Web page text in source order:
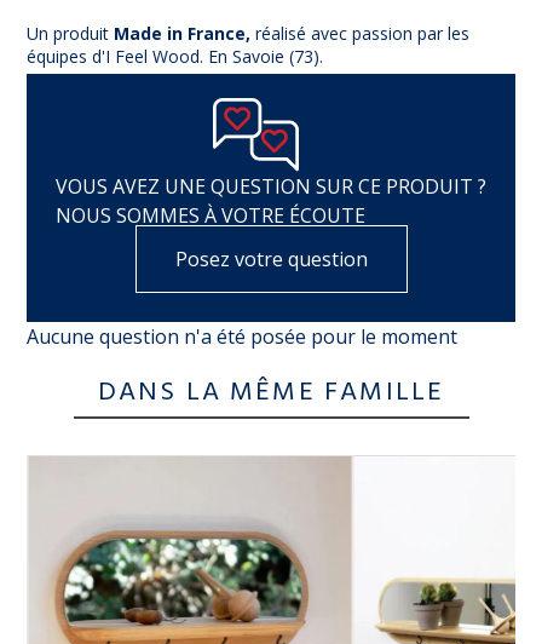
Un produit Made in France, réalisé avec passion par les
équipes d'I Feel Wood. En Savoie (73).
VOUS AVEZ UNE QUESTION SUR CE PRODUIT ?
NOUS SOMMES À VOTRE ÉCOUTE
Posez votre question
Aucune question n'a été posée pour le moment
DANS LA MÊME FAMILLE